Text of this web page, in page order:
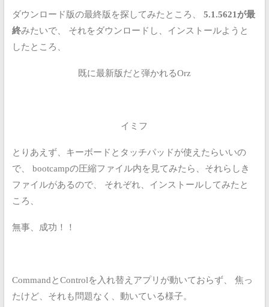
ダウンロード版の最終版を探してみたところ、
5.1.5621が最
終みたいで、
それをダウンロードし、インストールようと
したところ、
既に最新版だと弾かれるOrz
イミフ
とりあえず、キーボードとタッチパッドが使えたらいいの
で、
bootcampの圧縮ファイル内を見てみたら、それらしき
ファイルがあるので、
それぞれ、インストールしてみたと
ころ、
無事、成功！！
CommandとControlを入れ替えアプリが動いておらず、
焦っ
たけど、それも問題なく、動いている様子。